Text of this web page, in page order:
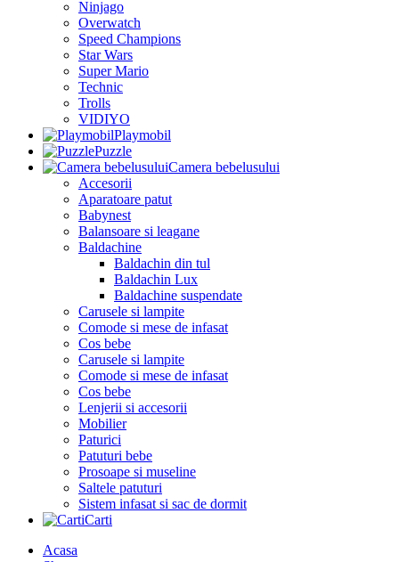
Ninjago
Overwatch
Speed Champions
Star Wars
Super Mario
Technic
Trolls
VIDIYO
Playmobil
Puzzle
Camera bebelusului
Accesorii
Aparatoare patut
Babynest
Balansoare si leagane
Baldachine
Baldachin din tul
Baldachin Lux
Baldachine suspendate
Carusele si lampite
Comode si mese de infasat
Cos bebe
Carusele si lampite
Comode si mese de infasat
Cos bebe
Lenjerii si accesorii
Mobilier
Paturici
Patuturi bebe
Prosoape si museline
Saltele patuturi
Sistem infasat si sac de dormit
Carti
Acasa